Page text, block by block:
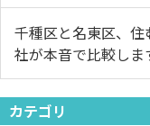
千種区と名東区、
社が本音で比較しま
カテゴリ